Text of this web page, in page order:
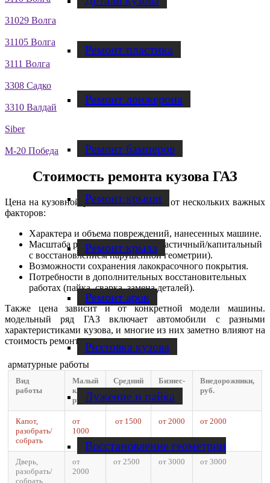
Ремонт пластика
Ремонт лонжерона
Ремонт бамперов
Ремонт крыши
Ремонт крыла
Ремонт арок
Рихтовка кузова
Лужение и пайка
Восстановление геометрии
31029 Волга
31105 Волга
3111 Волга
3308 Садко
3310 Валдай
Siber
М-20 Победа
Стоимость ремонта кузова ГАЗ
Цена на кузовной ремонт ГАЗ зависит от нескольких важных
факторов:
Характера и объема повреждений, нанесенных машине.
Масштаба ремонта (локальный/частичный/капитальный
с восстановлением нарушенной геометрии).
Возможности сохранения лакокрасочного покрытия.
Потребности в дополнительных восстановительных
работах (пайка, сварка, замена деталей).
Также цена зависит и от конкретной модели машины.
модельный ряд ГАЗ включает автомобили с разными
характеристиками кузова, и многие из них заметно влияют на
стоимость ремонта.
арматурные работы
Вид
работы
Малый
класс,
руб.
Средний
класс,
руб.
Бизнес-
класс,
руб.
Внедорожники,
руб.
Капот,
разобрать/
собрать
от
1000
от 1500 от 2000 от 2000
Дверь,
разобрать/
собрать
от
2000
от 2500 от 3000 от 3000